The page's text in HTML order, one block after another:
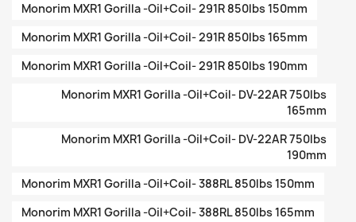
Monorim MXR1 Gorilla -Oil+Coil- 291R 850lbs 150mm
Monorim MXR1 Gorilla -Oil+Coil- 291R 850lbs 165mm
Monorim MXR1 Gorilla -Oil+Coil- 291R 850lbs 190mm
Monorim MXR1 Gorilla -Oil+Coil- DV-22AR 750lbs
165mm
Monorim MXR1 Gorilla -Oil+Coil- DV-22AR 750lbs
190mm
Monorim MXR1 Gorilla -Oil+Coil- 388RL 850lbs 150mm
Monorim MXR1 Gorilla -Oil+Coil- 388RL 850lbs 165mm